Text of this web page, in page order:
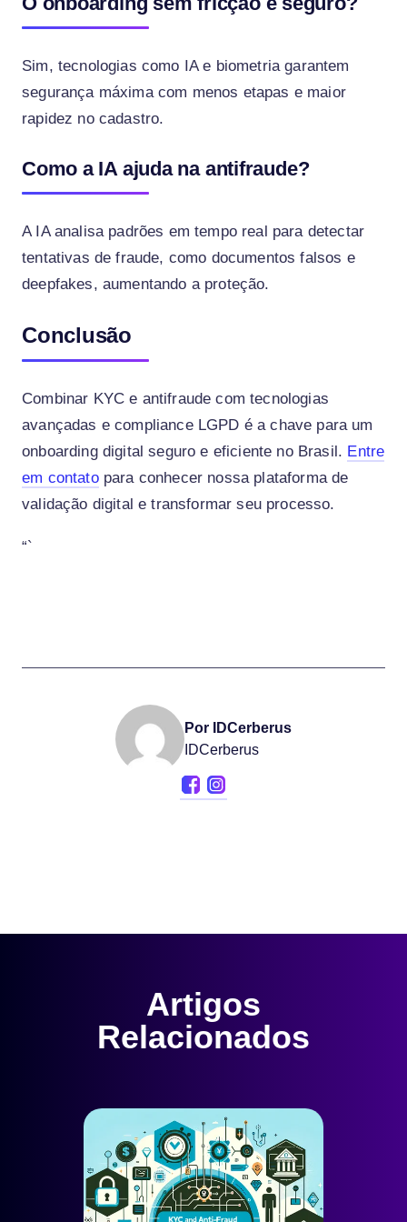
Sim, tecnologias como IA e biometria garantem
segurança máxima com menos etapas e maior
rapidez no cadastro.
Como a IA ajuda na antifraude?
A IA analisa padrões em tempo real para detectar
tentativas de fraude, como documentos falsos e
deepfakes, aumentando a proteção.
Conclusão
Combinar KYC e antifraude com tecnologias
avançadas e compliance LGPD é a chave para um
onboarding digital seguro e eficiente no Brasil. Entre
em contatopara conhecer nossa plataforma de
validação digital e transformar seu processo.
“`
Por IDCerberus
IDCerberus
Artigos
Relacionados